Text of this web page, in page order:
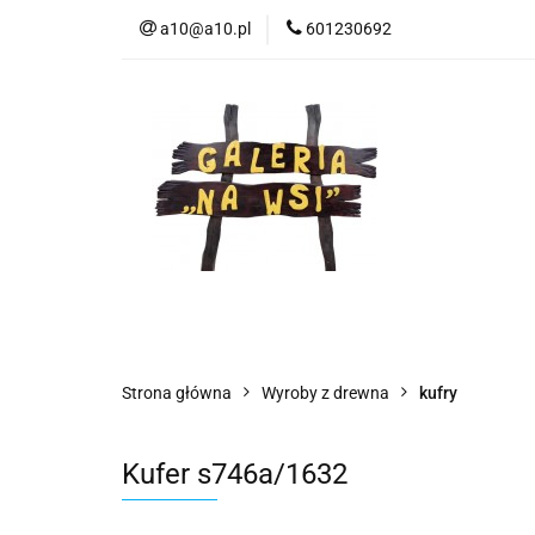
a10@a10.pl 601230692
Strona główna Wyroby z drewna kufry
Kufer s746a/1632